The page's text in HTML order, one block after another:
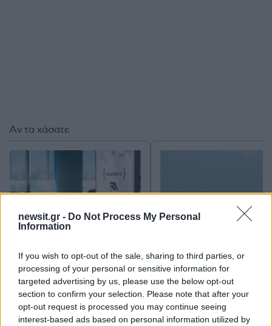
newsit.gr - Do Not Process My Personal
Information
If you wish to opt-out of the sale, sharing to third parties, or
processing of your personal or sensitive information for
targeted advertising by us, please use the below opt-out
section to confirm your selection. Please note that after your
opt-out request is processed you may continue seeing
interest-based ads based on personal information utilized by
Αν τα χάσατε
Από τη θεωρία στην πράξη:
Πώς το Novibet Backend
Academy εκπαιδεύει τη νέα
γενιά engineers
Ψάθα: «Δεν υπήρξε
πρόβλημα με τα
ελικόπτερα»
Βρετανός χειριστής
Έλληνας